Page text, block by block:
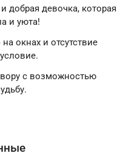
добрая девочка, которая
и уюта!
окнах и отсутствие
с возможностью